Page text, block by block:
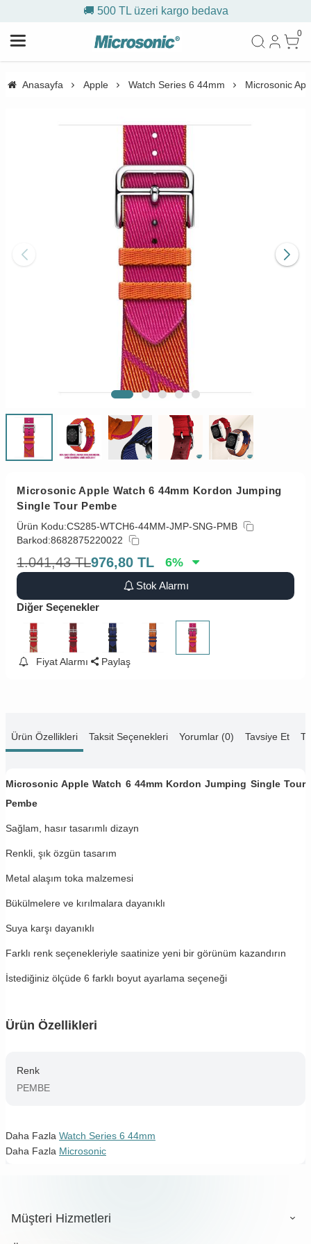
🚚 500 TL üzeri kargo bedava
0
Anasayfa Apple Watch Series 6 44mm Microsonic
Microsonic Apple Watch 6 44mm Kordon Jumping
Single Tour Pembe
Ürün Kodu:CS285-WTCH6-44MM-JMP-SNG-PMB
Barkod:8682875220022
1.041,43 TL976,80 TL 6%
Stok Alarmı
Diğer Seçenekler
Fiyat Alarmı Paylaş
Ürün Özellikleri Taksit Seçenekleri Yorumlar (0) Tavsiye Et
Microsonic Apple Watch 6 44mm Kordon Jumping Single Tour
Pembe
Sağlam, hasır tasarımlı dizayn
Renkli, şık özgün tasarım
Metal alaşım toka malzemesi
Bükülmelere ve kırılmalara dayanıklı
Suya karşı dayanıklı
Farklı renk seçenekleriyle saatinize yeni bir görünüm kazandırın
İstediğiniz ölçüde 6 farklı boyut ayarlama seçeneği
Ürün Özellikleri
Renk
PEMBE
Daha Fazla Watch Series 6 44mm
Daha Fazla Microsonic
Müşteri Hizmetleri